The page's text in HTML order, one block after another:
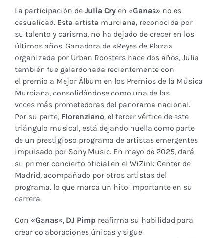
La participación de Julia Cry en «Ganas» no es
casualidad. Esta artista murciana, reconocida por
su talento y carisma, no ha dejado de crecer en los
últimos años. Ganadora de «Reyes de Plaza»
organizada por Urban Roosters hace dos años, Julia
también fue galardonada recientemente con
el premio a Mejor Álbum en los Premios de la Música
Murciana, consolidándose como una de las
voces más prometedoras del panorama nacional.
Por su parte, Florenziano, el tercer vértice de este
triángulo musical, está dejando huella como parte
de un prestigioso programa de artistas emergentes
impulsado por Sony Music. En mayo de 2025, dará
su primer concierto oficial en el WiZink Center de
Madrid, acompañado por otros artistas del
programa, lo que marca un hito importante en su
carrera.
Con «Ganas«, DJ Pimp reafirma su habilidad para
crear colaboraciones únicas y sigue